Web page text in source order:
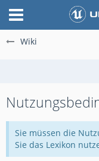
Wiki
Sie müssen die
Sie das Lexikon